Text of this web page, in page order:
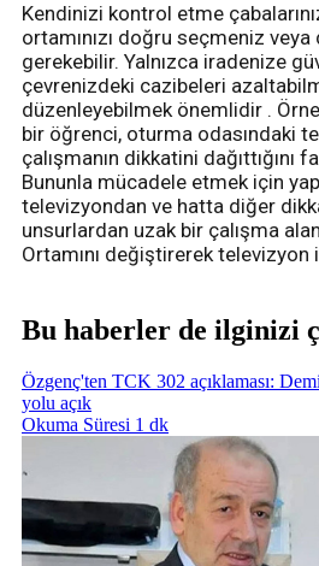
Kendinizi kontrol etme
ortamınızı doğru seçmeniz
gerekebilir. Yalnızca iradenize
çevrenizdeki cazibeleri
düzenleyebilmek önemlidir .
bir öğrenci, oturma odasındaki
çalışmanın dikkatini dağıttığını
Bununla mücadele etmek için
televizyondan ve hatta diğer
unsurlardan uzak bir çalışma
Ortamını değiştirerek televizyon
Bu haberler de ilginizi
Özgenç'ten TCK 302 açıklaması:
yolu açık
Okuma Süresi 1 dk